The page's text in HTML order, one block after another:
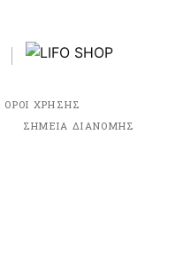
ΟΡΟΙ ΧΡΗΣΗΣ
ΣΗΜΕΙΑ ΔΙΑΝΟΜΗΣ